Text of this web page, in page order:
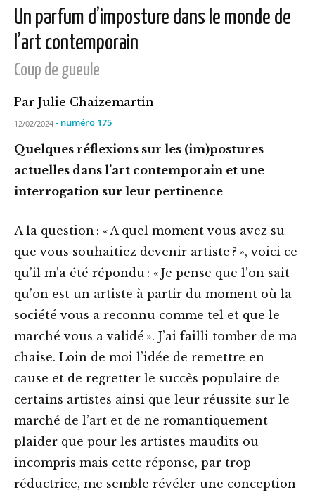
Un parfum d’imposture dans le monde de
l’art contemporain
Coup de gueule
Par Julie Chaizemartin
12/02/2024 - numéro 175
Quelques réflexions sur les (im)postures
actuelles dans l’art contemporain et une
interrogation sur leur pertinence
A la question : « A quel moment vous avez su
que vous souhaitiez devenir artiste ? », voici ce
qu’il m’a été répondu : « Je pense que l’on sait
qu’on est un artiste à partir du moment où la
société vous a reconnu comme tel et que le
marché vous a validé ». J’ai failli tomber de ma
chaise. Loin de moi l’idée de remettre en
cause et de regretter le succès populaire de
certains artistes ainsi que leur réussite sur le
marché de l’art et de ne romantiquement
plaider que pour les artistes maudits ou
incompris mais cette réponse, par trop
réductrice, me semble révéler une conception